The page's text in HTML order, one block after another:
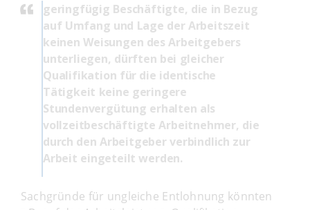
geringfügig Beschäftigte, die in Bezug
auf Umfang und Lage der Arbeitszeit
keinen Weisungen des Arbeitgebers
unterliegen, dürften bei gleicher
Qualifikation für die identische
Tätigkeit keine geringere
Stundenvergütung erhalten als
vollzeitbeschäftigte Arbeitnehmer, die
durch den Arbeitgeber verbindlich zur
Arbeit eingeteilt werden.
Sachgründe für ungleiche Entlohnung könnten